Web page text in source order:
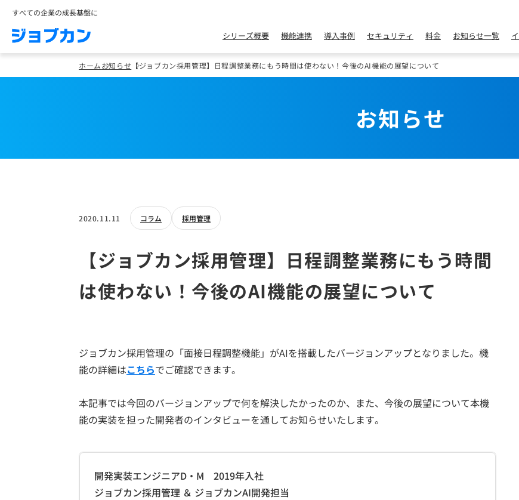
すべての企業の成長基盤に
シリーズ概要 機能連携 導入事例 セキュリティ 料金 お知らせ一覧
ホームお知らせ 【ジョブカン採用管理】日程調整業務にもう時間は使わない！今後のAI機能の展望について
お知らせ
2020.11.11 コラム 採用管理
【ジョブカン採用管理】日程調整業務にもう時間
は使わない！今後のAI機能の展望について
ジョブカン採用管理の「面接日程調整機能」がAIを搭載したバージョンアップとなりました。機
能の詳細はこちらでご確認できます。
本記事では今回のバージョンアップで何を解決したかったのか、また、今後の展望について本機
能の実装を担った開発者のインタビューを通してお知らせいたします。
開発実装エンジニアD・M 2019年入社
ジョブカン採用管理 ＆ ジョブカンAI開発担当